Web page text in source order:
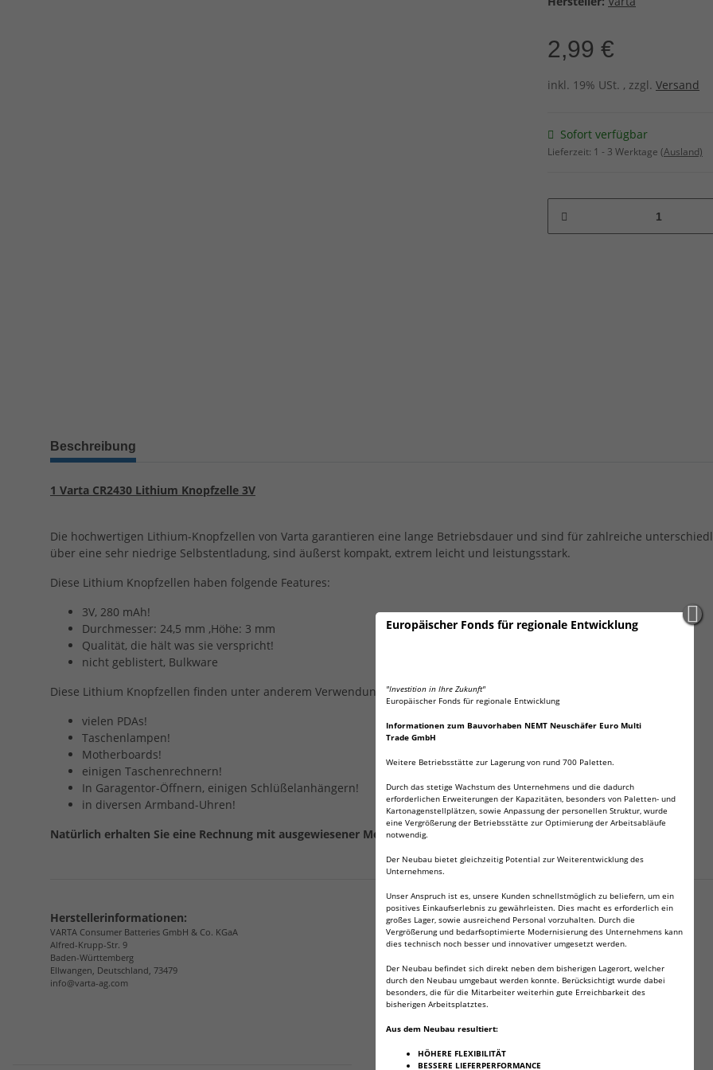
Europäischer Fonds für regionale Entwicklung
"Investition in Ihre Zukunft"
Europäischer Fonds für regionale Entwicklung
Informationen zum Bauvorhaben NEMT Neuschäfer Euro Multi
Trade GmbH
Weitere Betriebsstätte zur Lagerung von rund 700 Paletten.
Durch das stetige Wachstum des Unternehmens und die dadurch
erforderlichen Erweiterungen der Kapazitäten, besonders von Paletten- und
Kartonagenstellplätzen, sowie Anpassung der personellen Struktur, wurde
eine Vergrößerung der Betriebsstätte zur Optimierung der Arbeitsabläufe
notwendig.
Der Neubau bietet gleichzeitig Potential zur Weiterentwicklung des
Unternehmens.
Unser Anspruch ist es, unsere Kunden schnellstmöglich zu beliefern, um ein
positives Einkaufserlebnis zu gewährleisten. Dies macht es erforderlich ein
großes Lager, sowie ausreichend Personal vorzuhalten. Durch die
Vergrößerung und bedarfsoptimierte Modernisierung des Unternehmens kann
dies technisch noch besser und innovativer umgesetzt werden.
Der Neubau befindet sich direkt neben dem bisherigen Lagerort, welcher
durch den Neubau umgebaut werden konnte. Berücksichtigt wurde dabei
besonders, die für die Mitarbeiter weiterhin gute Erreichbarkeit des
bisherigen Arbeitsplatztes.
Aus dem Neubau resultiert:
HÖHERE FLEXIBILITÄT
BESSERE LIEFERPERFORMANCE
2,99 €
inkl. 19% USt. , zzgl. Versand
Sofort verfügbar
Lieferzeit: 1 - 3 Werktage (Ausland)
Beschreibung
1 Varta CR2430 Lithium Knopfzelle 3V
Die hochwertigen Lithium-Knopfzellen von Varta garantieren eine lange Betriebsdauer und sind für zahlreiche
über eine sehr niedrige Selbstentladung, sind äußerst kompakt, extrem leicht und leistungsstark.
Diese Lithium Knopfzellen haben folgende Features:
3V, 280 mAh!
Durchmesser: 24,5 mm ,Höhe: 3 mm
Qualität, die hält was sie verspricht!
nicht geblistert, Bulkware
Diese Lithium Knopfzellen finden unter anderem Verwendung in:
vielen PDAs!
Taschenlampen!
Motherboards!
einigen Taschenrechnern!
In Garagentor-Öffnern, einigen Schlüßelanhängern!
in diversen Armband-Uhren!
Natürlich erhalten Sie eine Rechnung mit ausgewiesener Mehrwertsteuer!
Angaben zur Produktsicherheit
Herstellerinformationen:
VARTA Consumer Batteries GmbH & Co. KGaA
Alfred-Krupp-Str. 9
Baden-Württemberg
Ellwangen, Deutschland, 73479
info@varta-ag.com
Kunden kauften dazu folgende Artikel: